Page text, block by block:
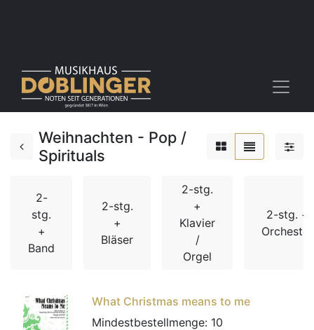
Weihnachten - Pop /
Spirituals
2-
stg.
+
Band
2-stg.
+
Bläser
2-stg.
+
Klavier
/
Orgel
2-stg. +
Orchester
What Christmas means to me
Mindestbestellmenge: 10